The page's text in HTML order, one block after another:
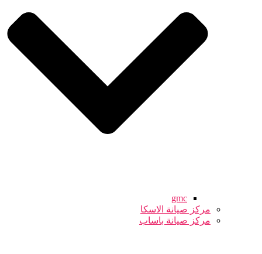
gmc
مركز صيانة الاسكا
مركز صيانة باساب